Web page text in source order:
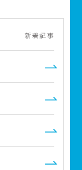
新着記事